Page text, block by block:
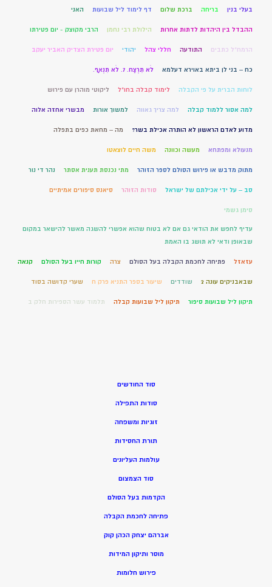
בעלי בנין בריחה ברכת שלום דף לימוד ליל שבועות האני
ההבדל בין היהדות לדתות אחרות הילולת רבי נחמן הרבי מקוצק - יום פטירתו
הרמח"ל כתבים התודעה חללי צהל יהודי יום פטירת הצדיק האביר יעקב
כח – בני לן ביתא באוירא דעלמא לֹא תִרְצַח. 7. לֹא תִנְאָף.
לוחות הברית על פי הקבלה לימוד קבלה בחו"ל ליקוטי מוהרן עם פירוש
למה אסור ללמוד קבלה למה צריך גאווה למשוך אורות מבשרי אחזה אלוה
מדוע לאדם הראשון לא הותרה אכילת בשר? מה – מחאת כפים בתפלה
מנעולא ומפתחא מעשה וכוונה משה חיים לוצאטו
מתוק מדבש או פירוש הסולם לספר הזוהר מתי נכנסת תענית אסתר נהר די נור
סב – על ידי אכילתם של ישראל סודות הזוהר סיאנס סיפורים אמיתיים
סימן גשמי
עדיף לחפש את הודאי גם אם לא בטוח שהוא אפשרי להשגה מאשר להישאר במקום
שבאופן ודאי לא תושג בו האמת
עזאזל פתיחה לחכמת הקבלה בעל הסולם צרה קורות חייו בעל הסולם קנאה
שבאבניקים עונה 2 שודדים שיעור בספר התניא פרק ח שערי קדושה בסוד
תיקון ליל שבועות סיפור תיקון ליל שבועות קבלה תלמוד עשר הספירות חלק ב
סוד החודשים
סודות התפילה
זוגיות ומשפחה
תורת החסידות
עולמות העליונים
סוד הצמצום
הקדמות בעל הסולם
פתיחה לחכמת הקבלה
אברהם יצחק הכהן קוק
מוסר ותיקון המידות
פירוש חלומות